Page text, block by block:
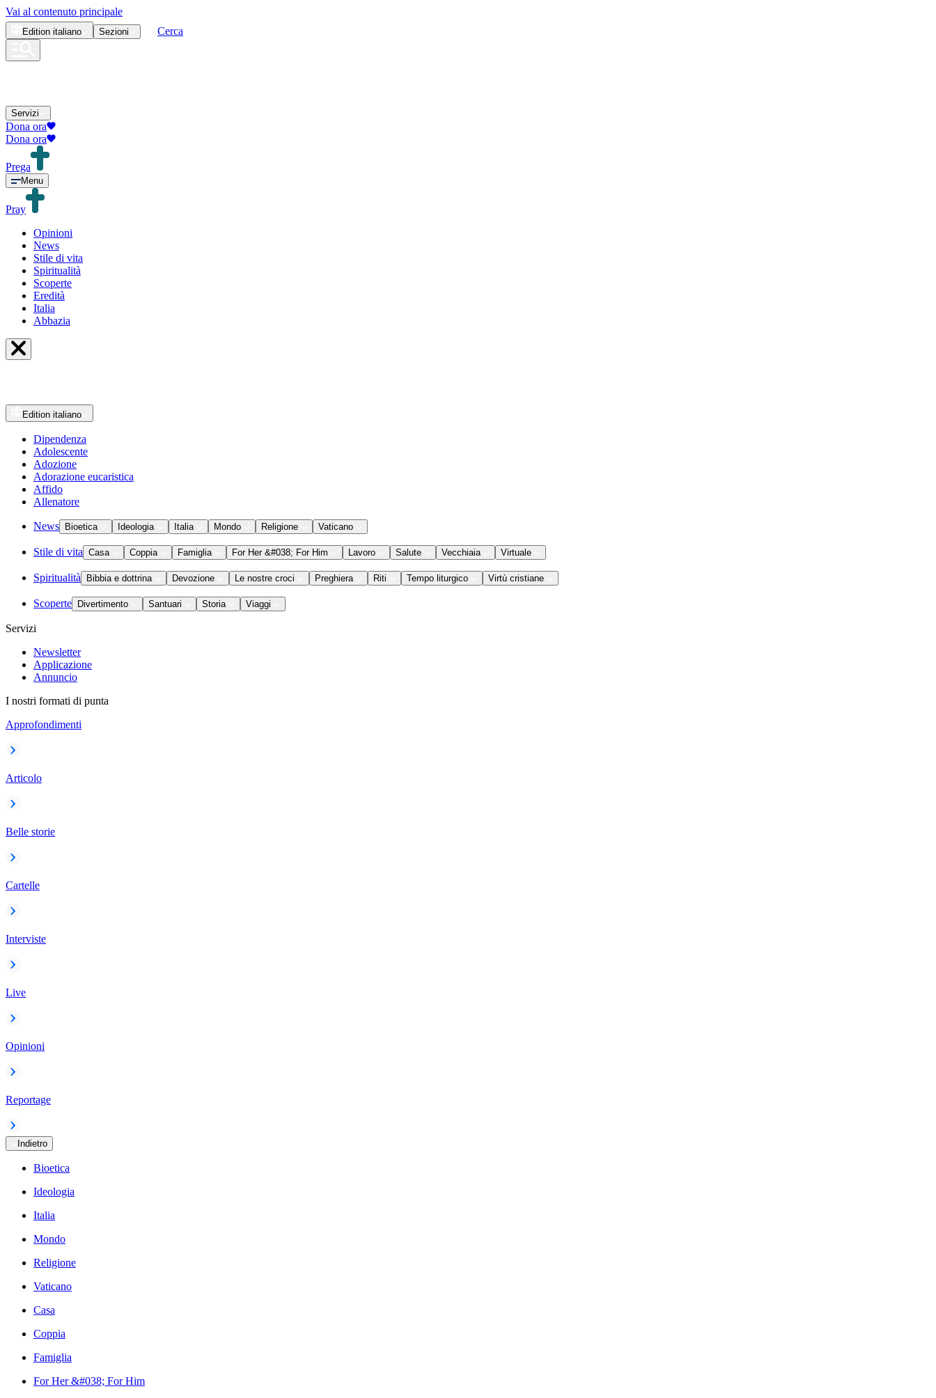
Vai al contenuto principale
Edition italiano Sezioni Cerca
Servizi
Dona ora
Dona ora
Prega
Menu
Pray
Opinioni
News
Stile di vita
Spiritualità
Scoperte
Eredità
Italia
Abbazia
Edition italiano
Dipendenza
Adolescente
Adozione
Adorazione eucaristica
Affido
Allenatore
News Bioetica Ideologia Italia Mondo Religione Vaticano
Stile di vita Casa Coppia Famiglia For Her &#038; For Him Lavoro Salute Vecchiaia Virtuale
Spiritualità Bibbia e dottrina Devozione Le nostre croci Preghiera Riti Tempo liturgico Virtù cristiane
Scoperte Divertimento Santuari Storia Viaggi
Servizi
Newsletter
Applicazione
Annuncio
I nostri formati di punta
Approfondimenti
Articolo
Belle storie
Cartelle
Interviste
Live
Opinioni
Reportage
Indietro
Bioetica
Ideologia
Italia
Mondo
Religione
Vaticano
Casa
Coppia
Famiglia
For Her &#038; For Him